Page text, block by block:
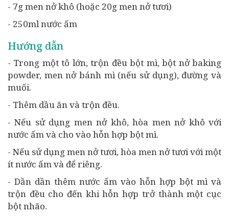
- 7g men nở khô (hoặc 20g men nở tươi)
- 250ml nước ấm
Hướng dẫn
- Trong một tô lớn, trộn đều bột mì, bột nở baking
powder, men nở bánh mì (nếu sử dụng), đường và
muối.
- Thêm dầu ăn và trộn đều.
- Nếu sử dụng men nở khô, hòa men nở khô với
nước ấm và cho vào hỗn hợp bột mì.
- Nếu sử dụng men nở tươi, hòa men nở tươi với một
ít nước ấm và để riêng.
- Dần dần thêm nước ấm vào hỗn hợp bột mì và
trộn đều cho đến khi hỗn hợp trở thành một cục
bột nhão.